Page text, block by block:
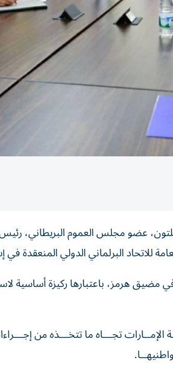
عضو مجلس العموم البريطاني، رئيس
للاتحاد البرلماني الدولي المنعقدة في
مضيق هرمز، باعتبارها ركيزة أساسية
تجـــاه ما تتخـــذه من